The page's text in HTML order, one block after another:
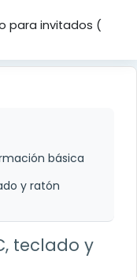
para invitados (
básica
y ratón
teclado y